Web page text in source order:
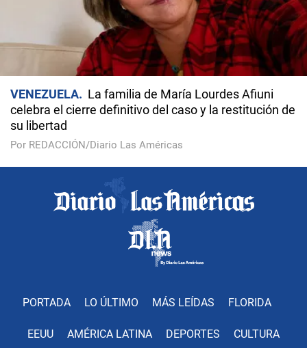
VENEZUELA
La familia de María Lourdes Afiuni
celebra el cierre definitivo del caso y la restitución de
su libertad
Por REDACCIÓN/Diario Las Américas
PORTADA LO ÚLTIMO MÁS LEÍDAS FLORIDA
EEUU AMÉRICA LATINA DEPORTES CULTURA